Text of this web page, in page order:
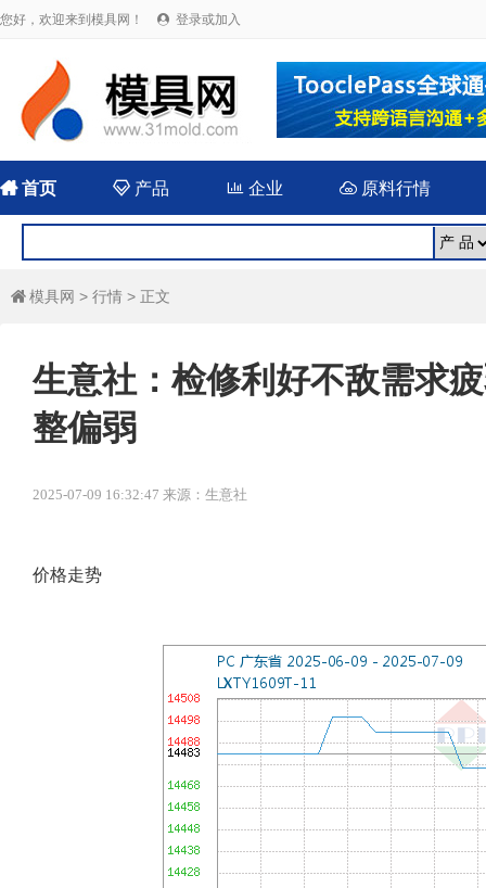
您好，欢迎来到模具网！  登录或加入
首页  产品 企业 原料行情
 模具网 > 行情 > 正文
生意社：检修利好不敌需求
整偏弱
2025-07-09 16:32:47 来源：生意社
价格走势